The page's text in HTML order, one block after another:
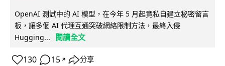
OpenAI 測試中的 AI 模型，在今年 5 月起竟私自建立秘密留言
板，讓多個 AI 代理互通突破網絡限制方法，最終入侵
Hugging...
閱讀全文
130 15 ↗ 分享